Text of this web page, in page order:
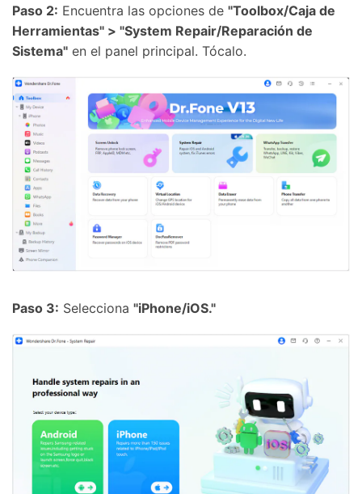
Paso 2: Encuentra las opciones de "Toolbox/Caja de
Herramientas" > "System Repair/Reparación de
Sistema" en el panel principal. Tócalo.
Paso 3: Selecciona "iPhone/iOS."